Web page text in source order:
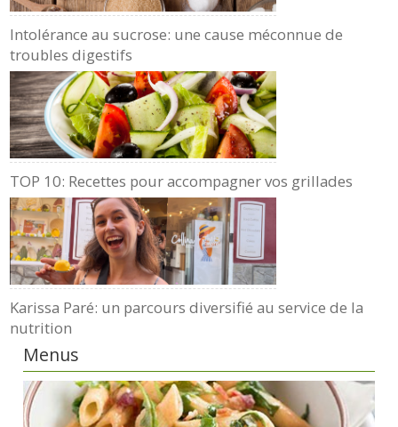
Intolérance au sucrose: une cause méconnue de
troubles digestifs
TOP 10: Recettes pour accompagner vos grillades
Karissa Paré: un parcours diversifié au service de la
nutrition
Menus